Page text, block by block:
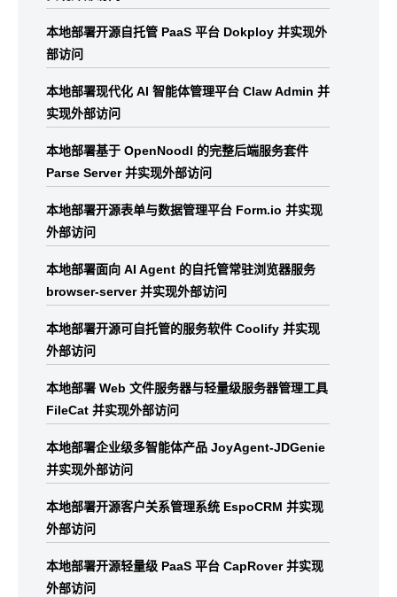
本地部署开源自托管 PaaS 平台 Dokploy 并实现外
部访问
本地部署现代化 AI 智能体管理平台 Claw Admin 并
实现外部访问
本地部署基于 OpenNoodl 的完整后端服务套件
Parse Server 并实现外部访问
本地部署开源表单与数据管理平台 Form.io 并实现
外部访问
本地部署面向 AI Agent 的自托管常驻浏览器服务
browser-server 并实现外部访问
本地部署开源可自托管的服务软件 Coolify 并实现
外部访问
本地部署 Web 文件服务器与轻量级服务器管理工具
FileCat 并实现外部访问
本地部署企业级多智能体产品 JoyAgent-JDGenie
并实现外部访问
本地部署开源客户关系管理系统 EspoCRM 并实现
外部访问
本地部署开源轻量级 PaaS 平台 CapRover 并实现
外部访问